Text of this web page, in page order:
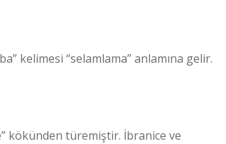
kelimesi “selamlama” anlamına gelir.
kökünden türemiştir. İbranice ve